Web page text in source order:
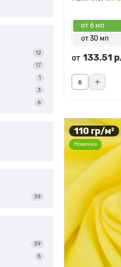
12
17
1
3
6
39
39
5
от 6 мп
от 30 мп
от 133.51 р
110 гр/м²
Новинка